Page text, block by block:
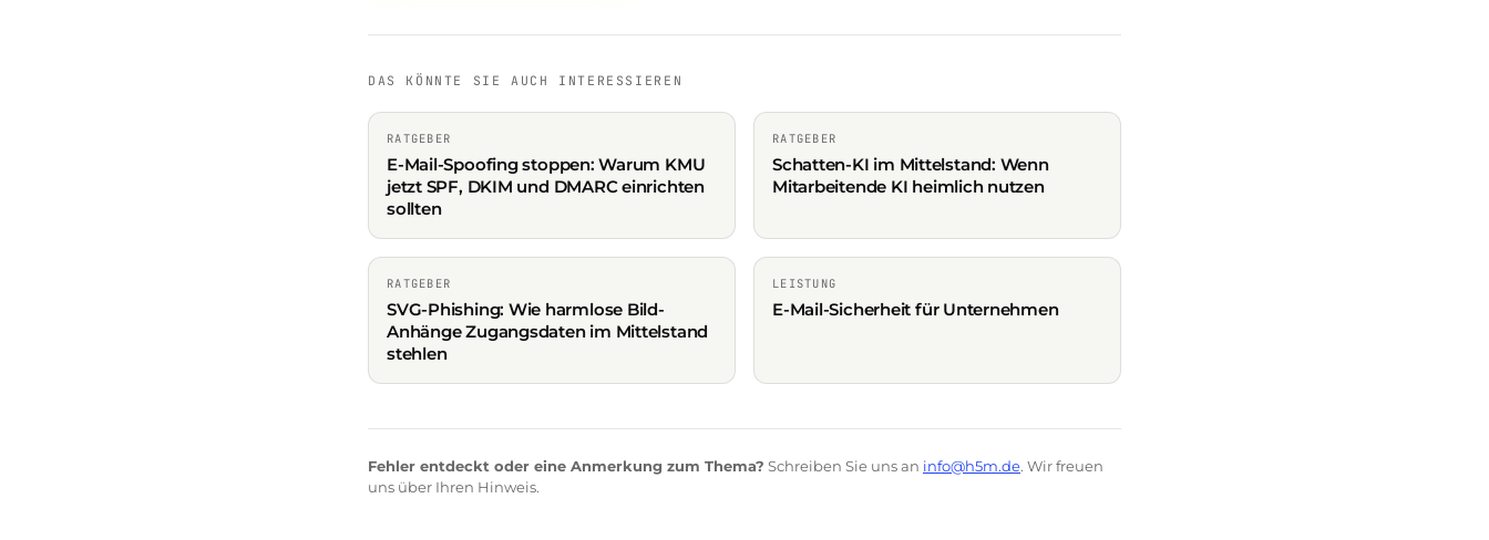
DAS KÖNNTE SIE AUCH INTERESSIEREN
RATGEBER
E-Mail-Spoofing stoppen: Warum KMU
jetzt SPF, DKIM und DMARC einrichten
sollten
RATGEBER
Schatten-KI im Mittelstand: Wenn
Mitarbeitende KI heimlich nutzen
RATGEBER
SVG-Phishing: Wie harmlose Bild-
Anhänge Zugangsdaten im Mittelstand
stehlen
LEISTUNG
E-Mail-Sicherheit für Unternehmen
Fehler entdeckt oder eine Anmerkung zum Thema? Schreiben Sie uns an info@h5m.de. Wir freuen
uns über Ihren Hinweis.